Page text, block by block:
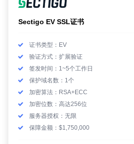
Sectigo EV SSL证书
证书类型：EV
验证方式：扩展验证
签发时间：1~5个工作日
保护域名数：1个
加密算法：RSA+ECC
加密位数：高达256位
服务器授权：无限
保障金额：$1,750,000